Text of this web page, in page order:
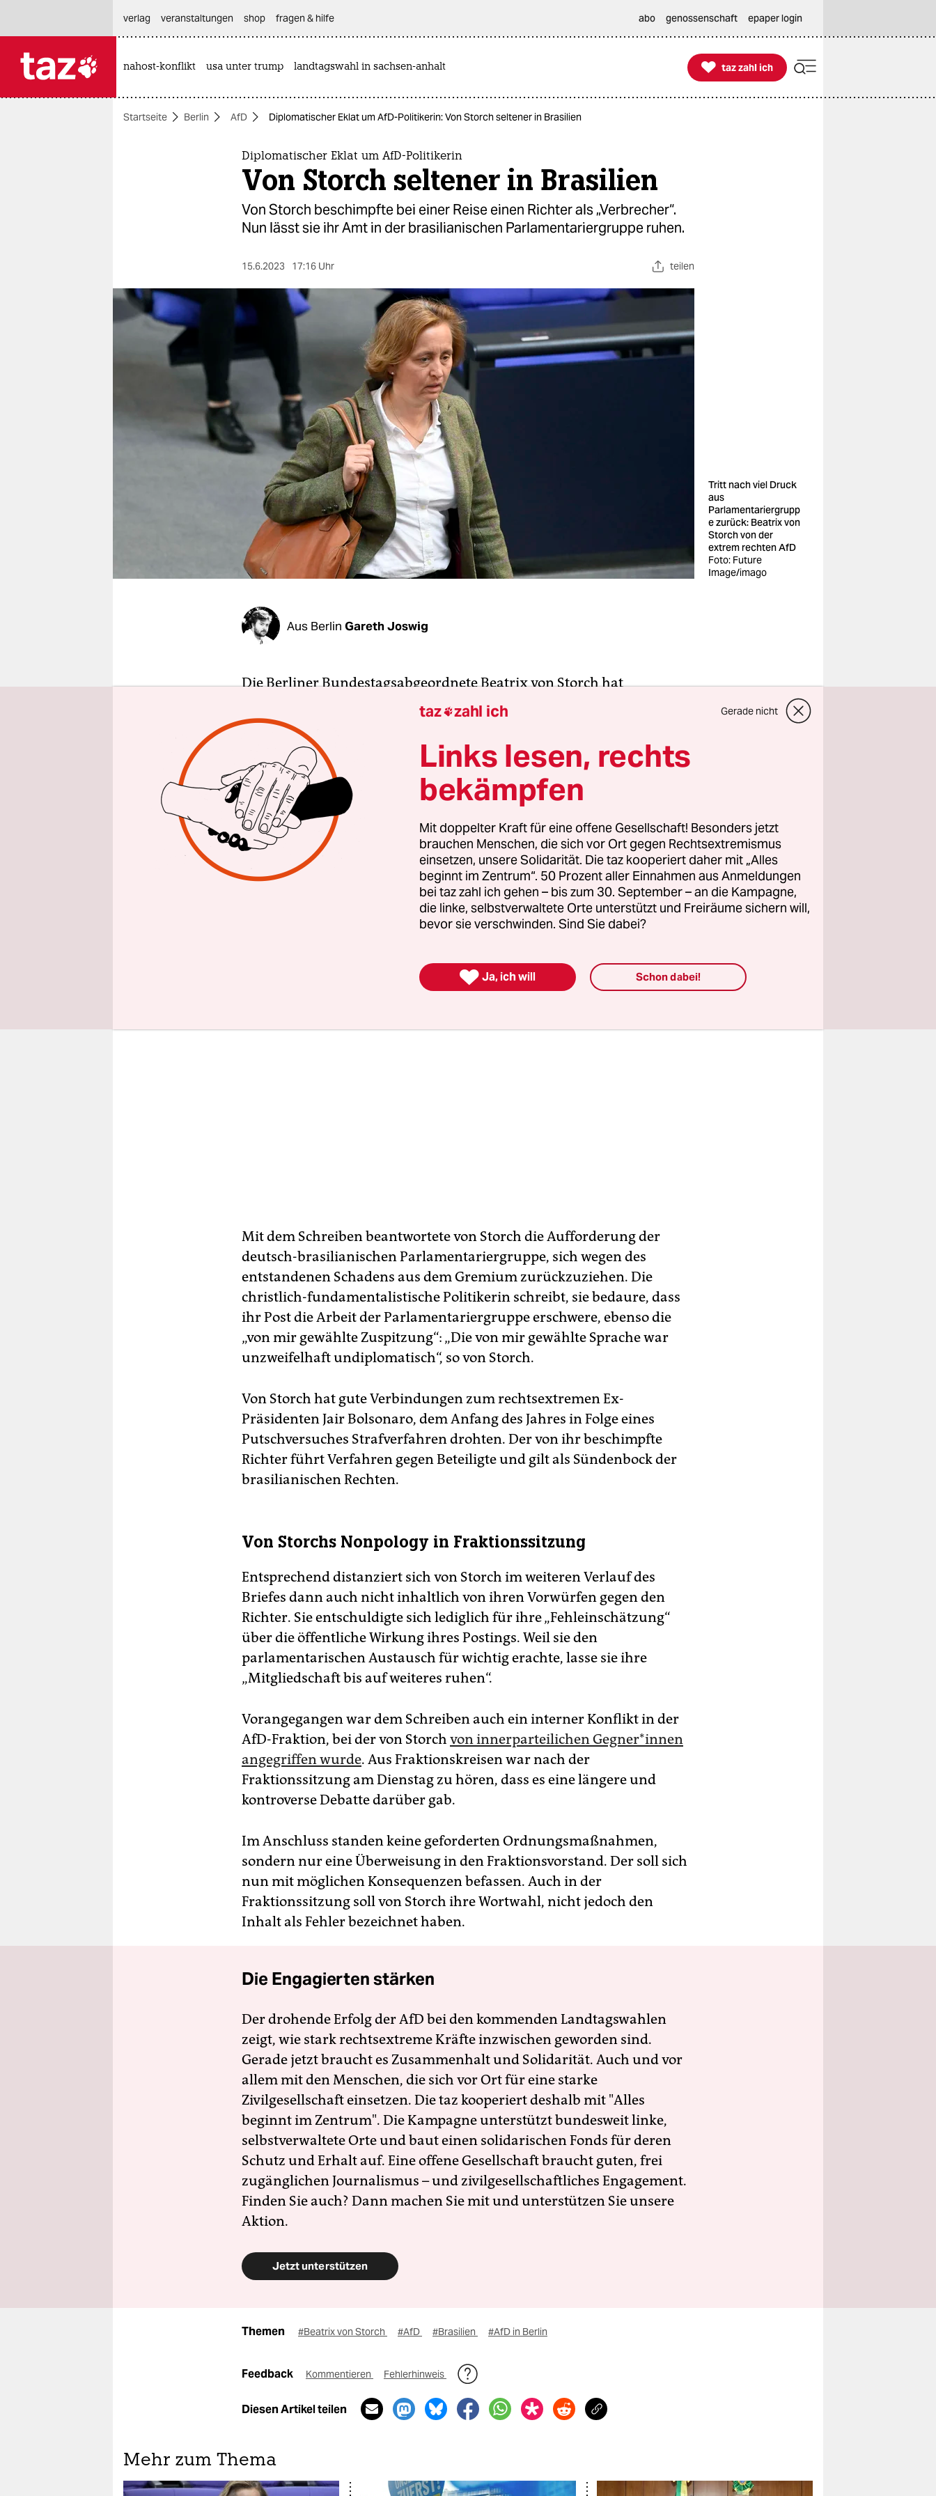
themen
berlin
verlag
veranstaltungen shop fragen & hilfe abo genossenschaft epaper login
nahost-konflikt usa unter trump landtagswahl in sachsen-anhalt 
taz zahl ich
taz zahl ich
Startseite Berlin AfD Diplomatischer Eklat um AfD-Politikerin: Von Storch seltener in Brasilien
Diplomatischer Eklat um AfD-Politikerin
Von Storch seltener in Brasilien
Von Storch beschimpfte bei einer Reise einen Richter als „Verbrecher“.
Nun lässt sie ihr Amt in der brasilianischen Parlamentariergruppe ruhen.
15.6.2023 17:16 Uhr teilen
Tritt nach viel Druck
aus
Parlamentariergrupp
e zurück: Beatrix von
Storch von der
extrem rechten AfD
Foto: Future
Image/imago
Aus Berlin Gareth Joswig
Die Berliner Bundestagsabgeordnete Beatrix von Storch hat
angekündigt, ihre Mitgliedschaft in der deutsch-brasilianischen
Parlamentariergruppe ruhen zu lassen. Das geht aus einem Schreiben
von Storchs an die Gruppe vor, dass der taz vorliegt. Die Politikerin der
extrem rechten AfD hatte nach einer offiziellen Auslandsreise der
Abgeordneten den obersten Richter der Wahlgerichtsbarkeit,
Alexandre de Moraes, als „Brasiliens größten Verbrecher“ beschimpft.
Ihr Instagram-Selfie nebst Bildunterschrift, auf dem auch de Moraes
zu sehen war, hatte für einen diplomatischen Eklat gesorgt. Die
brasilianische Regierung bestellte den deutschen Gesandten ein und
teilte ihm „tiefes Befremden“ mit. Der brasilianische Botschafter teilte
mit, dass er an keinen Veranstaltungen mehr teilnehme, bei denen von
Mit dem Schreiben beantwortete von Storch die Aufforderung der
deutsch-brasilianischen Parlamentariergruppe, sich wegen des
entstandenen Schadens aus dem Gremium zurückzuziehen. Die
christlich-fundamentalistische Politikerin schreibt, sie bedaure, dass
ihr Post die Arbeit der Parlamentariergruppe erschwere, ebenso die
„von mir gewählte Zuspitzung“: „Die von mir gewählte Sprache war
unzweifelhaft undiplomatisch“, so von Storch.
Von Storch hat gute Verbindungen zum rechtsextremen Ex-
Präsidenten Jair Bolsonaro, dem Anfang des Jahres in Folge eines
Putschversuches Strafver­fah­ren drohten. Der von ihr beschimpfte
Richter führt Verfahren gegen Beteiligte und gilt als Sündenbock der
brasilianischen Rechten.
Von Storchs Nonpology in Fraktionssitzung
Entsprechend distanziert sich von Storch im weiteren Verlauf des
Briefes dann auch nicht inhaltlich von ihren Vorwürfen gegen den
Richter. Sie entschuldigte sich lediglich für ihre „Fehleinschätzung“
über die öffentliche Wirkung ihres Postings. Weil sie den
parlamentarischen Austausch für wichtig erachte, lasse sie ihre
„Mitgliedschaft bis auf weiteres ruhen“.
Vorangegangen war dem Schrei­ben auch ein interner Konflikt in der
AfD-Fraktion, bei der von Storch von innerparteilichen Geg­ne­r*in­nen
angegriffen wurde. Aus Fraktionskreisen war nach der
Fraktionssitzung am Dienstag zu hören, dass es eine längere und
kontroverse Debatte darüber gab.
Im Anschluss standen keine geforderten Ordnungsmaßnahmen,
sondern nur eine Überweisung in den Fraktionsvorstand. Der soll sich
nun mit möglichen Konsequenzen befassen. Auch in der
Fraktionssitzung soll von Storch ihre Wortwahl, nicht jedoch den
Inhalt als Fehler bezeichnet haben.
Die Engagierten stärken
Der drohende Erfolg der AfD bei den kommenden Landtagswahlen
zeigt, wie stark rechtsextreme Kräfte inzwischen geworden sind.
Gerade jetzt braucht es Zusammenhalt und Solidarität. Auch und vor
allem mit den Menschen, die sich vor Ort für eine starke
Zivilgesellschaft einsetzen. Die taz kooperiert deshalb mit "Alles
beginnt im Zentrum". Die Kampagne unterstützt bundesweit linke,
selbstverwaltete Orte und baut einen solidarischen Fonds für deren
Schutz und Erhalt auf. Eine offene Gesellschaft braucht guten, frei
zugänglichen Journalismus – und zivilgesellschaftliches Engagement.
Finden Sie auch? Dann machen Sie mit und unterstützen Sie unsere
Aktion.
Jetzt unterstützen
Themen #Beatrix von Storch #AfD #Brasilien #AfD in Berlin
Feedback Kommentieren Fehlerhinweis
Diesen Artikel teilen
Mehr zum Thema
taz zahl ich Gerade nicht
Links lesen, rechts
bekämpfen
Mit doppelter Kraft für eine offene Gesellschaft! Besonders jetzt
brauchen Menschen, die sich vor Ort gegen Rechtsextremismus
einsetzen, unsere Solidarität. Die taz kooperiert daher mit „Alles
beginnt im Zentrum“. 50 Prozent aller Einnahmen aus Anmeldungen
bei taz zahl ich gehen – bis zum 30. September – an die Kampagne,
die linke, selbstverwaltete Orte unterstützt und Freiräume sichern will,
bevor sie verschwinden. Sind Sie dabei?
 Ja, ich will Schon dabei!